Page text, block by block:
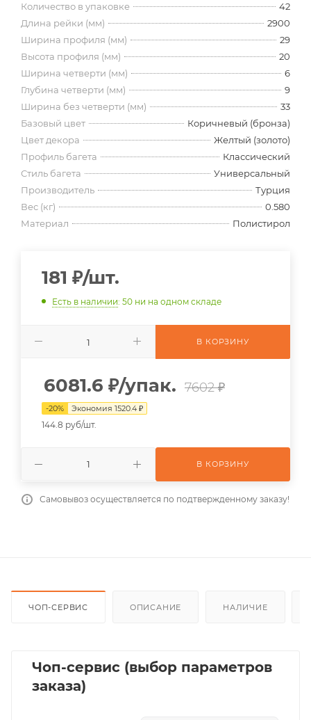
Количество в упаковке
42
Длина рейки (мм)
2900
Ширина профиля (мм)
29
Высота профиля (мм)
20
Ширина четверти (мм)
6
Глубина четверти (мм)
9
Ширина без четверти (мм)
33
Базовый цвет
Коричневый (бронза)
Цвет декора
Желтый (золото)
Профиль багета
Классический
Стиль багета
Универсальный
Производитель
Турция
Вес (кг)
0.580
Материал
Полистирол
181 ₽/шт.
Есть в наличии: 50 ни на одном складе
В КОРЗИНУ
6081.6 ₽/упак. 7602 ₽
-20% Экономия 1520.4 ₽
144.8 руб/шт.
В КОРЗИНУ
Самовывоз осуществляется по подтвержденному заказу!
ЧОП-СЕРВИС ОПИСАНИЕ НАЛИЧИЕ
Чоп-сервис (выбор параметров
заказа)